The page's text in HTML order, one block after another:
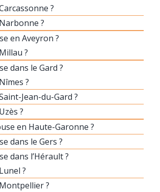
?
?
en Aveyron ?
?
dans le Gard ?
?
Jean-du-Gard ?
?
en Haute-Garonne ?
dans le Gers ?
dans l’Hérault ?
?
?